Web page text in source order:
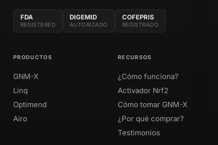
FDA
REGISTERED
DIGEMID
AUTORIZADO
COFEPRIS
REGISTRADO
PRODUCTOS
GNM-X
Linq
Optimend
Airo
RECURSOS
¿Cómo funciona?
Activador Nrf2
Cómo tomar GNM-X
¿Por qué comprar?
Testimonios